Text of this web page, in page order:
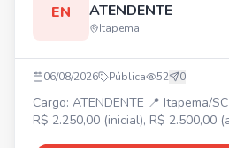
EN ATENDENTE
Itapema
06/08/2026 Pública 52 0
Cargo: ATENDENTE 📍 Itapema/SC – Meia Praia 💰 Salário:
R$ 2.250,00 (inicial), R$ 2.500,00